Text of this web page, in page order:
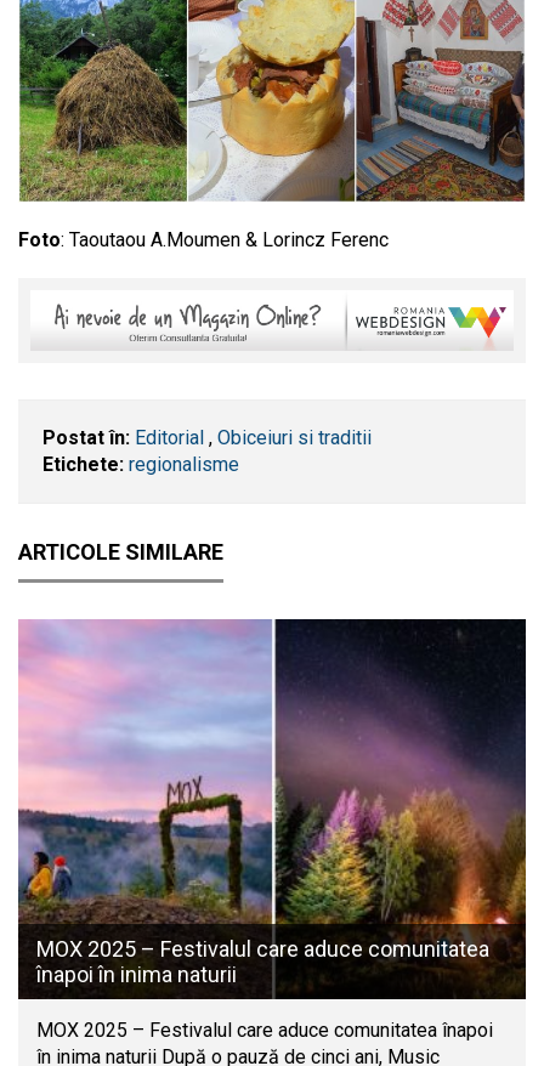
Foto: Taoutaou A.Moumen & Lorincz Ferenc
Postat în: Editorial , Obiceiuri si traditii
Etichete: regionalisme
ARTICOLE SIMILARE
MOX 2025 – Festivalul care aduce comunitatea
înapoi în inima naturii
MOX 2025 – Festivalul care aduce comunitatea înapoi
în inima naturii După o pauză de cinci ani, Music